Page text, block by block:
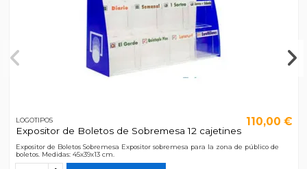
LOGOTIPOS
Expositor de Boletos de Sobremesa 12 cajetines
110,00 €
Expositor de Boletos Sobremesa Expositor sobremesa para la zona de público de
boletos. Medidas: 45x39x13 cm.